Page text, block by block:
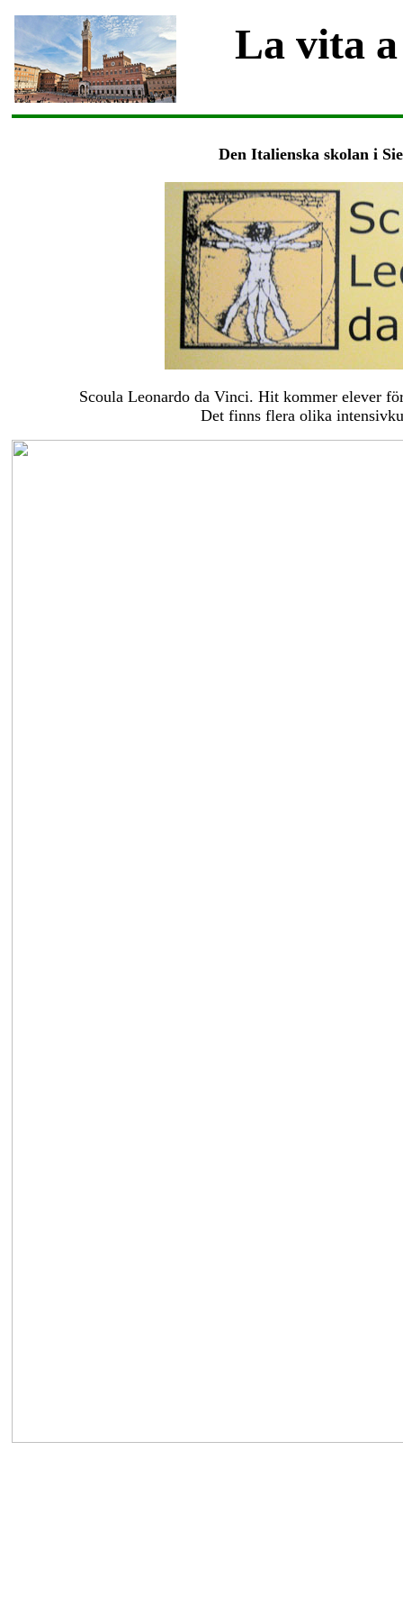
La vita a
Den Italienska skolan i
Scoula Leonardo da Vinci. Hit kommer elever
Det finns flera olika